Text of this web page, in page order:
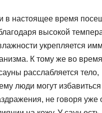
в настоящее время
высокой
укрепляется
К тому же во время
расслабляется тело,
люди могут избавиться
не говоря уже